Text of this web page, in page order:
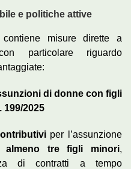
e politiche attive
misure dirette a
particolare riguardo
di donne con figli
199/2025
per l’assunzione
almeno tre figli minori,
di contratti a tempo